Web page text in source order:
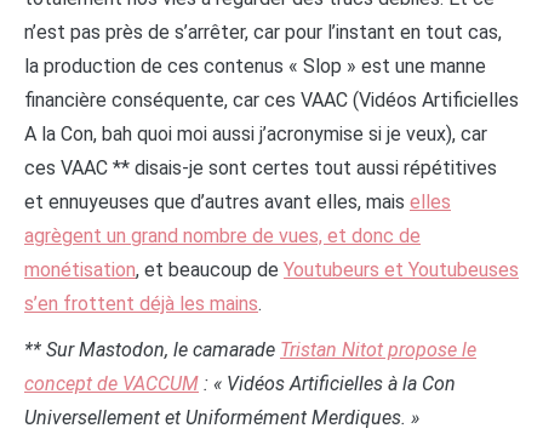
n’est pas près de s’arrêter, car pour l’instant en tout cas,
la production de ces contenus « Slop » est une manne
financière conséquente, car ces VAAC (Vidéos Artificielles
A la Con, bah quoi moi aussi j’acronymise si je veux), car
ces VAAC ** disais-je sont certes tout aussi répétitives
et ennuyeuses que d’autres avant elles, mais elles
agrègent un grand nombre de vues, et donc de
monétisation, et beaucoup de Youtubeurs et Youtubeuses
s’en frottent déjà les mains.
** Sur Mastodon, le camarade Tristan Nitot propose le
concept de VACCUM : « Vidéos Artificielles à la Con
Universellement et Uniformément Merdiques. »